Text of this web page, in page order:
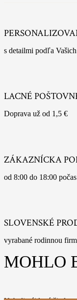
s detailmi podľa
LACNÉ
Doprava už od 1,5 €
ZÁKAZNÍCKA
od 8:00 do 18:00
SLOVENSKÉ
vyrabané rodinnou
MOHLO